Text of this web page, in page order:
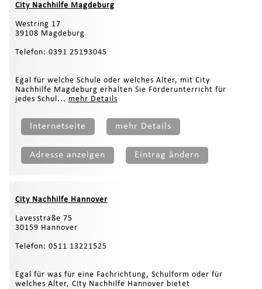
City Nachhilfe Magdeburg
Westring 17
39108 Magdeburg
Telefon: 0391 25193045
Egal für welche Schule oder welches Alter, mit City
Nachhilfe Magdeburg erhalten Sie Förderunterricht für
jedes Schul... mehr Details
Internetseite mehr Details
Adresse anzeigen Eintrag ändern
City Nachhilfe Hannover
Lavesstraße 75
30159 Hannover
Telefon: 0511 13221525
Egal für was für eine Fachrichtung, Schulform oder für
welches Alter, City Nachhilfe Hannover bietet